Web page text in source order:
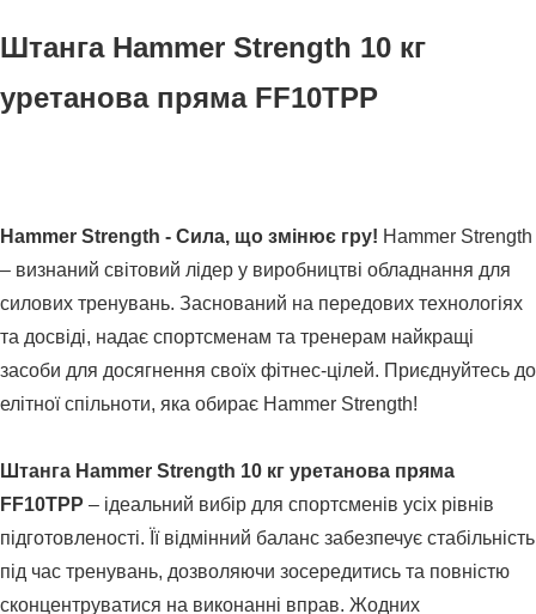
Штанга Hammer Strength 10 кг
уретанова пряма FF10TPP
Hammer Strength - Сила, що змінює гру! Hammer Strength
– визнаний світовий лідер у виробництві обладнання для
силових тренувань. Заснований на передових технологіях
та досвіді, надає спортсменам та тренерам найкращі
засоби для досягнення своїх фітнес-цілей. Приєднуйтесь до
елітної спільноти, яка обирає Hammer Strength!
Штанга Hammer Strength 10 кг уретанова пряма
FF10TPP – ідеальний вибір для спортсменів усіх рівнів
підготовленості. Її відмінний баланс забезпечує стабільність
під час тренувань, дозволяючи зосередитись та повністю
сконцентруватися на виконанні вправ. Жодних